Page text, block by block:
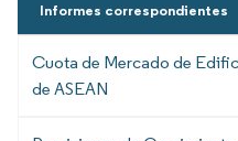
Informes correspondientes
Cuota de Mercado de
de ASEAN